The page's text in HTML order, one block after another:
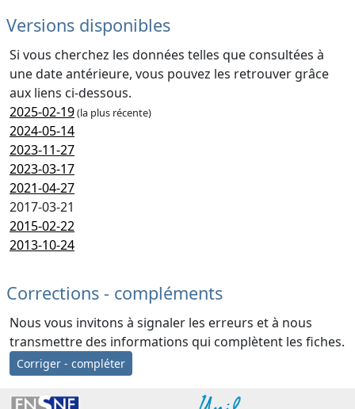
Versions disponibles
Si vous cherchez les données telles que consultées à
une date antérieure, vous pouvez les retrouver grâce
aux liens ci-dessous.
2025-02-19(la plus récente)
2024-05-14
2023-11-27
2023-03-17
2021-04-27
2017-03-21
2015-02-22
2013-10-24
Corrections - compléments
Nous vous invitons à signaler les erreurs et à nous
transmettre des informations qui complètent les fiches.
Corriger - compléter